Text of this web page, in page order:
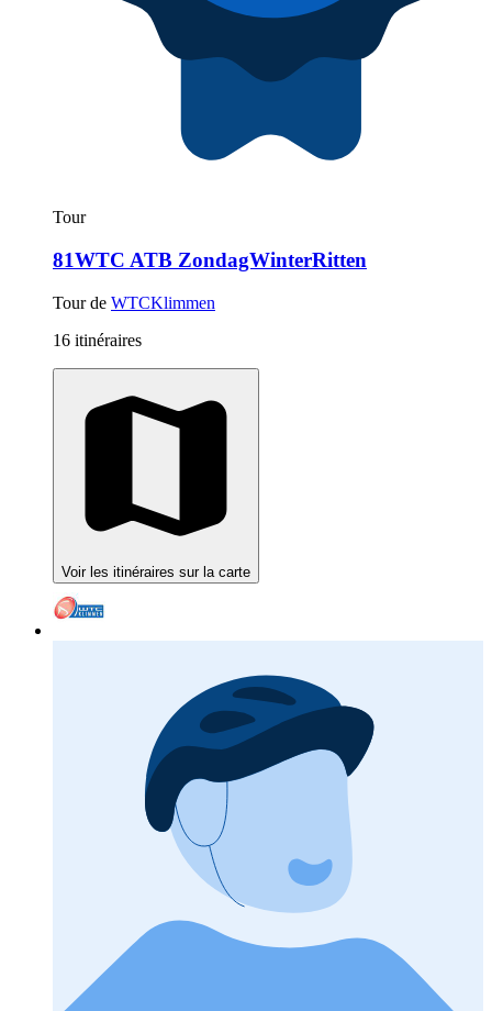
Tour
81WTC ATB ZondagWinterRitten
Tour de WTCKlimmen
16 itinéraires
Voir les itinéraires sur la carte